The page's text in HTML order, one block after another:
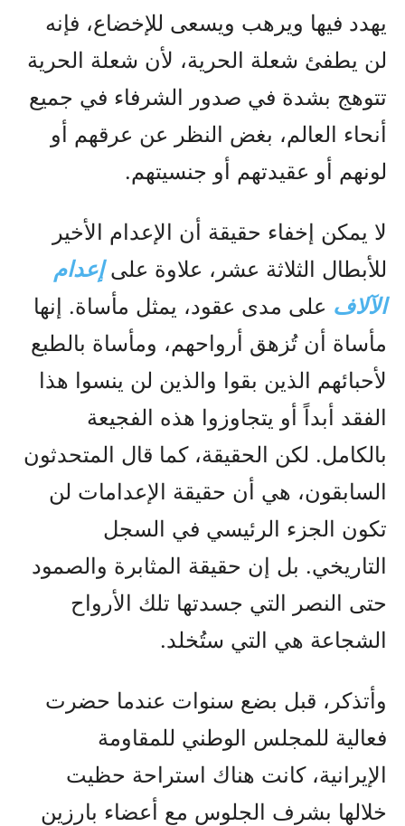
يهدد فيها ويرهب ويسعى للإخضاع، فإنه
لن يطفئ شعلة الحرية، لأن شعلة الحرية
تتوهج بشدة في صدور الشرفاء في جميع
أنحاء العالم، بغض النظر عن عرقهم أو
لونهم أو عقيدتهم أو جنسيتهم.
لا يمكن إخفاء حقيقة أن الإعدام الأخير
للأبطال الثلاثة عشر، علاوة علىإعدام
الآلاف على مدى عقود، يمثل مأساة. إنها
مأساة أن تُزهق أرواحهم، ومأساة بالطبع
لأحبائهم الذين بقوا والذين لن ينسوا هذا
الفقد أبداً أو يتجاوزوا هذه الفجيعة
بالكامل. لكن الحقيقة، كما قال المتحدثون
السابقون، هي أن حقيقة الإعدامات لن
تكون الجزء الرئيسي في السجل
التاريخي. بل إن حقيقة المثابرة والصمود
حتى النصر التي جسدتها تلك الأرواح
الشجاعة هي التي ستُخلد.
وأتذكر، قبل بضع سنوات عندما حضرت
فعالية للمجلس الوطني للمقاومة
الإيرانية، كانت هناك استراحة حظيت
خلالها بشرف الجلوس مع أعضاء بارزين